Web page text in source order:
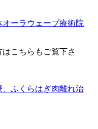
ーラウェーブ療術院
こちらもご覧下さ
、ふくらはぎ肉離れ治